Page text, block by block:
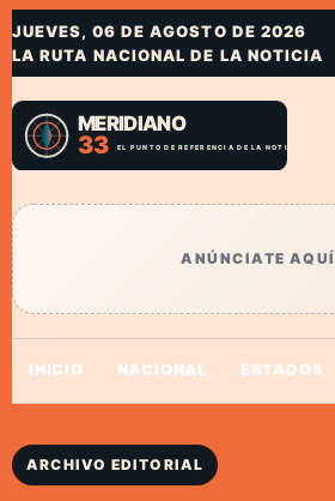
JUEVES, 06 DE AGOSTO DE 2026
LA RUTA NACIONAL DE LA NOTICIA
ANÚNCIATE AQUÍ
INICIO NACIONAL ESTADOS
ARCHIVO EDITORIAL